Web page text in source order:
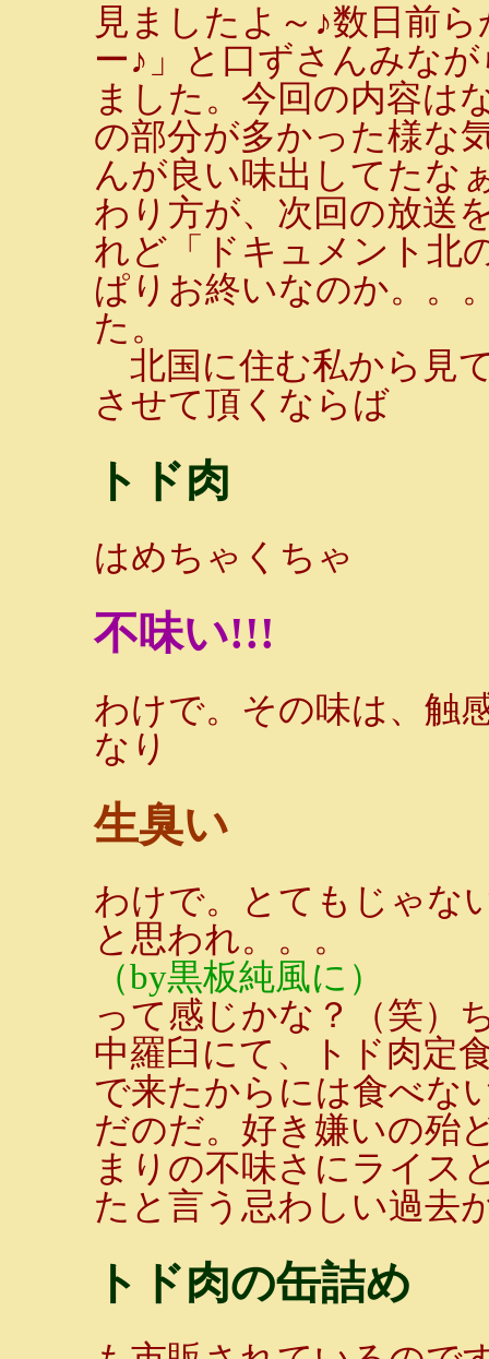
見ましたよ～♪数日前
ー♪」と口ずさんみな
ました。今回の内容は
の部分が多かった様な
んが良い味出してたな
わり方が、次回の放送
れど「ドキュメント北
ぱりお終いなのか。。
た。
北国に住む私から見
させて頂くならば
トド肉
はめちゃくちゃ
不味い!!!
わけで。その味は、触
なり
生臭い
わけで。とてもじゃな
と思われ。。。
（by黒板純風に）
って感じかな？（笑）
中羅臼にて、トド肉定
で来たからには食べな
だのだ。好き嫌いの殆
まりの不味さにライス
たと言う忌わしい過去
トド肉の缶詰め